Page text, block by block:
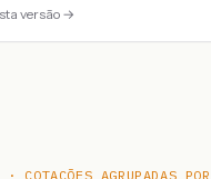
versão →
COTAÇÕES AGRUPADAS